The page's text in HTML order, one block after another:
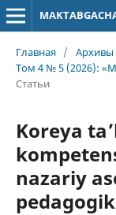
Главная / Архивы
Том 4 № 5 (2026):
Статьи
Koreya
nazariy